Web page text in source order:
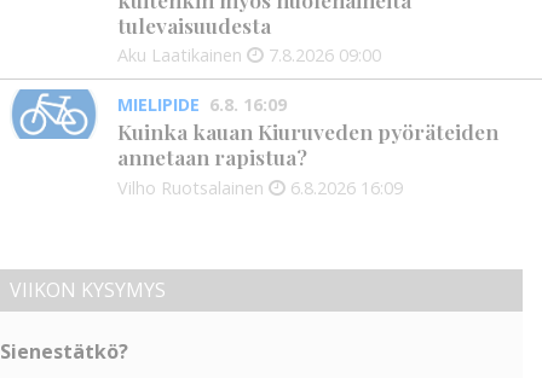
tulevaisuudesta
Aku Laatikainen 7.8.2026 09:00
MIELIPIDE 6.8. 16:09
Kuinka kauan Kiuruveden pyöräteiden
annetaan rapistua?
Vilho Ruotsalainen 6.8.2026 16:09
VIIKON KYSYMYS
Sienestätkö?